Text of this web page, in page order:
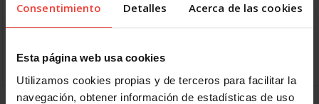
Consentimiento Detalles Acerca de las cookies
Esta página web usa cookies
Utilizamos cookies propias y de terceros para facilitar la
navegación, obtener información de estadísticas de uso
12 ENERO, 2026
pero lo hace 25 años después…